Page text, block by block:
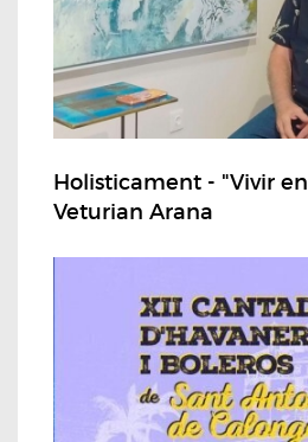
Holisticament - "Vivir
Veturian Arana